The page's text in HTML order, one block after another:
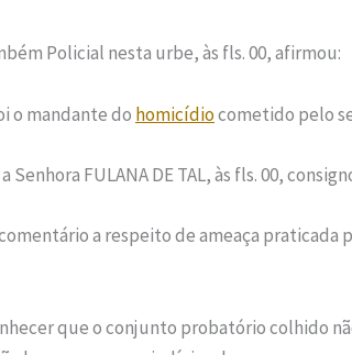
Policial nesta urbe, às fls. 00, afirmou:
o mandante do homicídiocometido pelo
FULANA DE TAL, às fls. 00,
a respeito de ameaça praticada
que o conjunto probatório colhido